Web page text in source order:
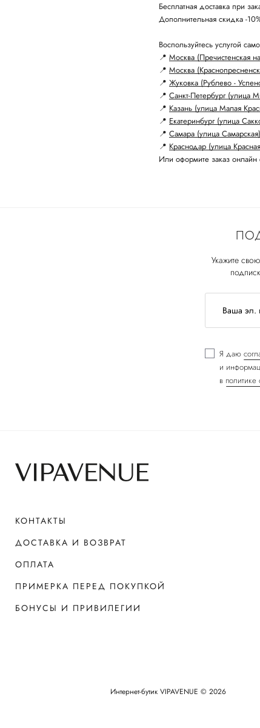
Бесплатная доставка при
Дополнительная скидка -
Воспользуйтесь услугой
📍 Москва (Пречистенская
📍 Москва
📍 Жуковка (Рублево -
📍 Санкт-Петербург (улица
📍 Казань (улица Малая
📍 Екатеринбург (улица
📍 Самара (улица Самарская)
📍 Краснодар (улица
Или оформите заказ онлайн
Укажите свою
Я даю
и
в
КОНТАКТЫ
ДОСТАВКА И ВОЗВРАТ
ОПЛАТА
ПРИМЕРКА ПЕРЕД ПОКУПКОЙ
БОНУСЫ И ПРИВИЛЕГИИ
Интернет-бутик VIPAVENUE © 2026